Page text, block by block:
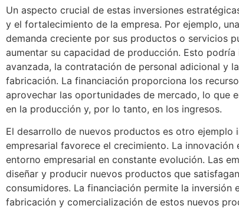
Un aspecto crucial de estas inversiones
y el fortalecimiento de la empresa. Por ejemplo,
demanda creciente por sus productos o servicios
aumentar su capacidad de producción. Esto
avanzada, la contratación de personal adicional y
fabricación. La financiación proporciona los
aprovechar las oportunidades de mercado, lo que
en la producción y, por lo tanto, en los ingresos.
El desarrollo de nuevos productos es otro
empresarial favorece el crecimiento. La innovación
entorno empresarial en constante evolución. Las
diseñar y producir nuevos productos que
consumidores. La financiación permite la inversión
fabricación y comercialización de estos nuevos